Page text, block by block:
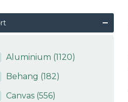
Aluminium (1120)
Behang (182)
Canvas (556)